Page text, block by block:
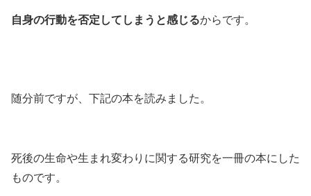
自身の行動を否定してしまうと感じるからです。
随分前ですが、下記の本を読みました。
死後の生命や生まれ変わりに関する研究を一冊の本にした
ものです。